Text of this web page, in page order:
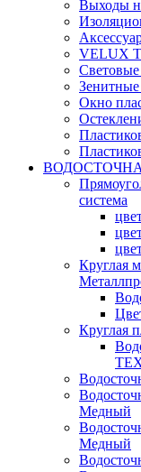
Выходы
VELUX
Окно
система
Круглая
Круглая
Медный
Медный